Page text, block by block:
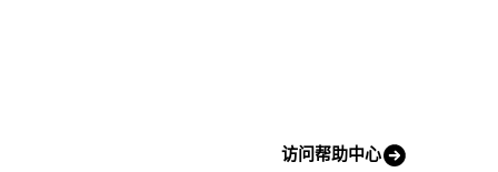
访问帮助中心